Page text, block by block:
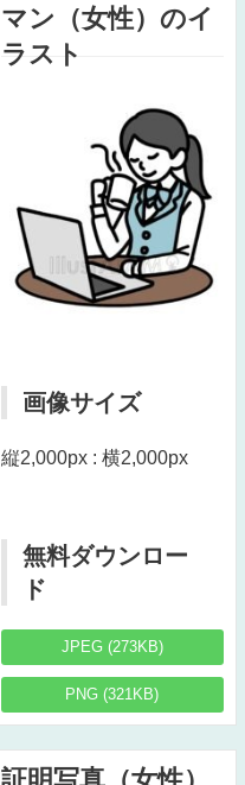
マン（女性）のイ
ラスト
画像サイズ
縦2,000px : 横2,000px
無料ダウンロー
ド
JPEG (273KB)
PNG (321KB)